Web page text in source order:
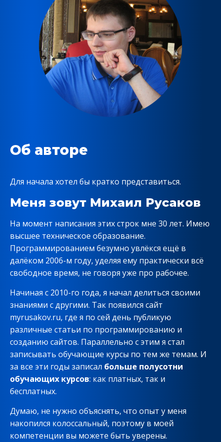
Об авторе
Для начала хотел бы кратко представиться.
Меня зовут Михаил Русаков
На момент написания этих строк мне 30 лет. Имею
высшее техническое образование.
Программированием безумно увлёкся ещё в
далёком 2006-м году, уделяя ему практически всё
свободное время, не говоря уже про рабочее.
Начиная с 2010-го года, я начал делиться своими
знаниями с другими. Так появился сайт
myrusakov.ru, где я по сей день публикую
различные статьи по программированию и
созданию сайтов. Параллельно с этим я стал
записывать обучающие курсы по тем же темам. И
за все эти годы записал больше полусотни
обучающих курсов: как платных, так и
бесплатных.
Думаю, не нужно объяснять, что опыт у меня
накопился колоссальный, поэтому в моей
компетенции вы можете быть уверены.